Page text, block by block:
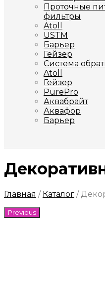
Проточные
фильтры
Atoll
USTM
Барьер
Гейзер
Система
Atoll
Гейзер
PurePro
Аквабрайт
Аквафор
Барьер
Главная / Каталог /
Previous